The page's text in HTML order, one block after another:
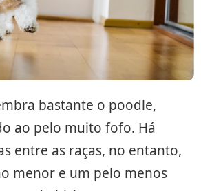
bastante o poodle,
ao pelo muito fofo. Há
entre as raças, no entanto,
menor e um pelo menos